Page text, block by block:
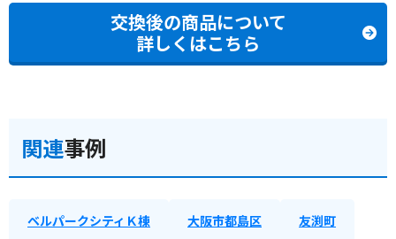
交換後の商品について
詳しくはこちら
関連事例
ベルパークシティＫ棟 大阪市都島区 友渕町